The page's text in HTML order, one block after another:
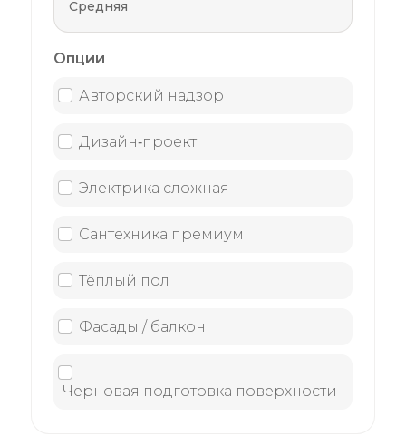
Опции
Авторский надзор
Дизайн‑проект
Электрика сложная
Сантехника премиум
Тёплый пол
Фасады / балкон
Черновая подготовка поверхности